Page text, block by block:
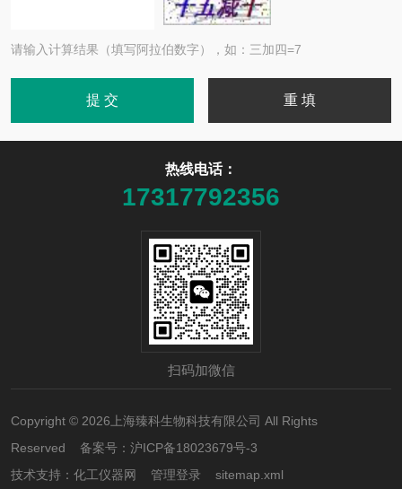
请输入计算结果（填写阿拉伯数字），如：三加四=7
热线电话：
17317792356
扫码加微信
Copyright © 2026上海臻科生物科技有限公司 All Rights
Reserved 备案号： 沪ICP备18023679号-3
技术支持： 化工仪器网 管理登录 sitemap.xml